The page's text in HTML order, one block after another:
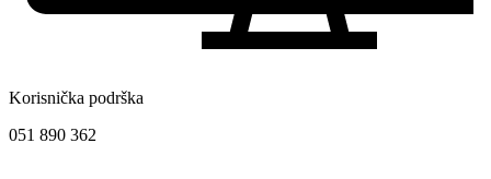
Korisnička podrška
051 890 362